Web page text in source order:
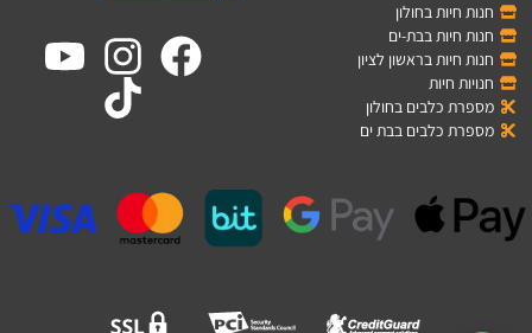
חנות חיות בחולון
חנות חיות בבת-ים
חנות חיות בראשון לציון
חנויות חיות
מספרת כלבים בחולון
מספרת כלבים בבת ים